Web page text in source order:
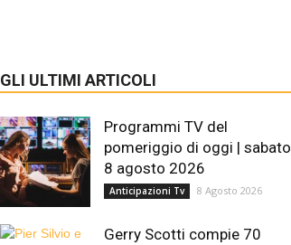
GLI ULTIMI ARTICOLI
Programmi TV del
pomeriggio di oggi | sabato
8 agosto 2026
Anticipazioni Tv 8 Agosto 2026
Gerry Scotti compie 70